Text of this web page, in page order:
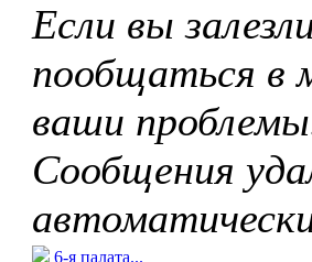
Если вы
пообщаться в
ваши
Сообщения
6-я палата...